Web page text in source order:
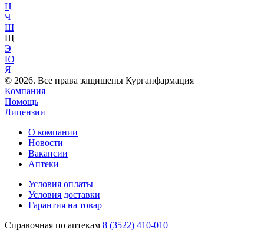
Ц
Ч
Ш
Щ
Э
Ю
Я
© 2026. Все права защищены Курганфармация
Компания
Помощь
Лицензии
О компании
Новости
Вакансии
Аптеки
Условия оплаты
Условия доставки
Гарантия на товар
Справочная по аптекам 8 (3522) 410-010